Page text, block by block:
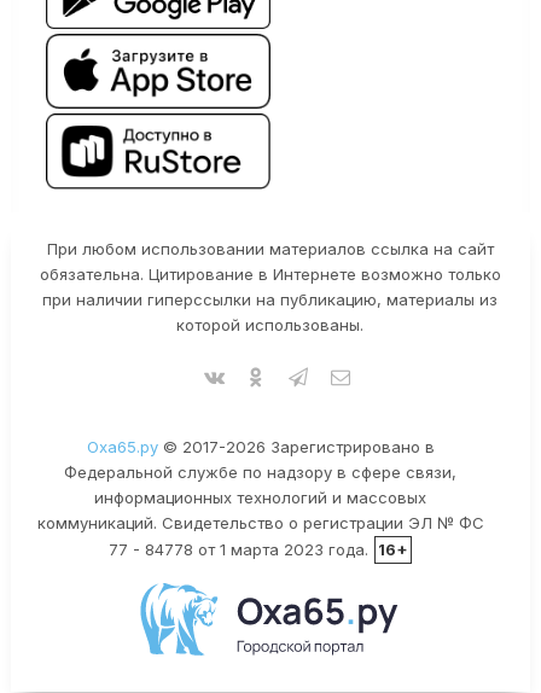
При любом использовании материалов ссылка на сайт
обязательна. Цитирование в Интернете возможно только
при наличии гиперссылки на публикацию, материалы из
которой использованы.
Оха65.ру© 2017-2026 Зарегистрировано в
Федеральной службе по надзору в сфере связи,
информационных технологий и массовых
коммуникаций. Свидетельство о регистрации ЭЛ № ФС
77 - 84778 от 1 марта 2023 года.
16+